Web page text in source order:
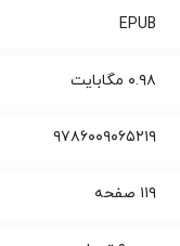
EPUB
۰.۹۸ مگابایت
۹۷۸۶۰۰۹۰۶۵۲۱۹
۱۱۹ صفحه